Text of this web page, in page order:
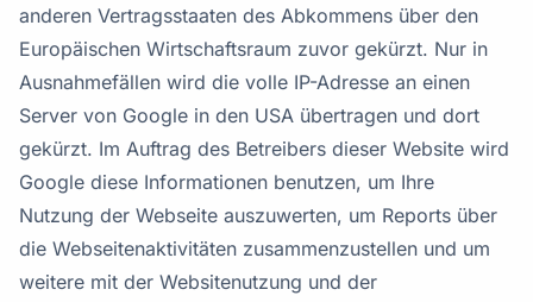
anderen Vertragsstaaten des Abkommens über den
Europäischen Wirtschaftsraum zuvor gekürzt. Nur in
Ausnahmefällen wird die volle IP-Adresse an einen
Server von Google in den USA übertragen und dort
gekürzt. Im Auftrag des Betreibers dieser Website wird
Google diese Informationen benutzen, um Ihre
Nutzung der Webseite auszuwerten, um Reports über
die Webseitenaktivitäten zusammenzustellen und um
weitere mit der Websitenutzung und der